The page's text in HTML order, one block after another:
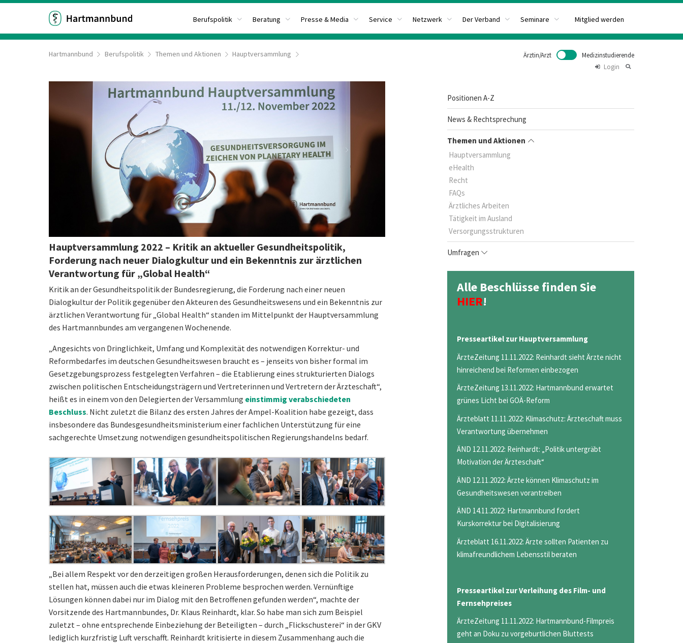
Berufspolitik Beratung Presse & Media Service Netzwerk Der Verband Seminare Mitglied werden
Hartmannbund Berufspolitik Themen und Aktionen Hauptversammlung Ärztin/Arzt
Medizinstudierende
Login
Hauptversammlung 2022 – Kritik an aktueller Gesundheitspolitik,
Forderung nach neuer Dialogkultur und ein Bekenntnis zur ärztlichen
Verantwortung für „Global Health“
Kritik an der Gesundheitspolitik der Bundesregierung, die Forderung nach einer neuen
Dialogkultur der Politik gegenüber den Akteuren des Gesundheitswesens und ein Bekenntnis zur
ärztlichen Verantwortung für „Global Health“ standen im Mittelpunkt der Hauptversammlung
des Hartmannbundes am vergangenen Wochenende.
„Angesichts von Dringlichkeit, Umfang und Komplexität des notwendigen Korrektur- und
Reformbedarfes im deutschen Gesundheitswesen braucht es – jenseits von bisher formal im
Gesetzgebungsprozess festgelegten Verfahren – die Etablierung eines strukturierten Dialogs
zwischen politischen Entscheidungsträgern und Vertreterinnen und Vertretern der Ärzteschaft“,
heißt es in einem von den Delegierten der Versammlung einstimmig verabschiedeten
Beschluss. Nicht zuletzt die Bilanz des ersten Jahres der Ampel-Koalition habe gezeigt, dass
insbesondere das Bundesgesundheitsministerium einer fachlichen Unterstützung für eine
sachgerechte Umsetzung notwendigen gesundheitspolitischen Regierungshandelns bedarf.
„Bei allem Respekt vor den derzeitigen großen Herausforderungen, denen sich die Politik zu
stellen hat, müssen auch die etwas kleineren Probleme besprochen werden. Vernünftige
Lösungen können dabei nur im Dialog mit den Betroffenen gefunden werden“, machte der
Vorsitzende des Hartmannbundes, Dr. Klaus Reinhardt, klar. So habe man sich zum Beispiel
zuletzt – ohne entsprechende Einbeziehung der Beteiligten – durch „Flickschusterei“ in der GKV
lediglich kurzfristig Luft verschafft. Reinhardt kritisierte in diesem Zusammenhang auch die
Positionen A-Z
News & Rechtsprechung
Themen und Aktionen
Hauptversammlung
eHealth
Recht
FAQs
Ärztliches Arbeiten
Tätigkeit im Ausland
Versorgungsstrukturen
Umfragen
Alle Beschlüsse finden Sie
HIER!
Presseartikel zur Hauptversammlung
ÄrzteZeitung 11.11.2022: Reinhardt sieht Ärzte nicht
hinreichend bei Reformen einbezogen
ÄrzteZeitung 13.11.2022: Hartmannbund erwartet
grünes Licht bei GOÄ-Reform
Ärzteblatt 11.11.2022: Klimaschutz: Ärzteschaft muss
Verantwortung übernehmen
ÄND 12.11.2022: Reinhardt: „Politik untergräbt
Motivation der Ärzteschaft“
ÄND 12.11.2022: Ärzte können Klimaschutz im
Gesundheitswesen vorantreiben
ÄND 14.11.2022: Hartmannbund fordert
Kurskorrektur bei Digitalisierung
Ärzteblatt 16.11.2022: Ärzte sollten Patienten zu
klimafreundlichem Lebensstil beraten
Presseartikel zur Verleihung des Film- und
Fernsehpreises
ÄrzteZeitung 11.11.2022: Hartmannbund-Filmpreis
geht an Doku zu vorgeburtlichen Bluttests